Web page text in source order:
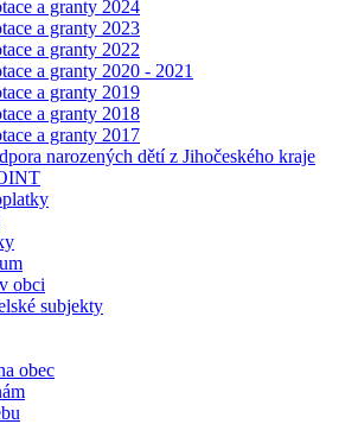
a granty 2024
a granty 2023
a granty 2022
a granty 2020 - 2021
a granty 2019
a granty 2018
a granty 2017
narozených dětí z Jihočeského kraje
obci
subjekty
obec